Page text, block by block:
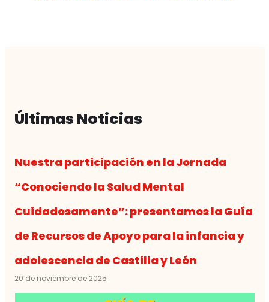
Últimas Noticias
Nuestra participación en la Jornada
“Conociendo la Salud Mental
Cuidadosamente”: presentamos la Guía
de Recursos de Apoyo para la infancia y
adolescencia de Castilla y León
20 de noviembre de 2025